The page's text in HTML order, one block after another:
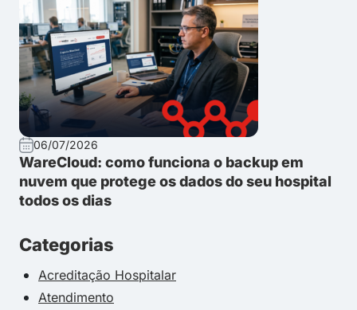
06/07/2026
WareCloud: como funciona o backup em
nuvem que protege os dados do seu hospital
todos os dias
Categorias
Acreditação Hospitalar
Atendimento